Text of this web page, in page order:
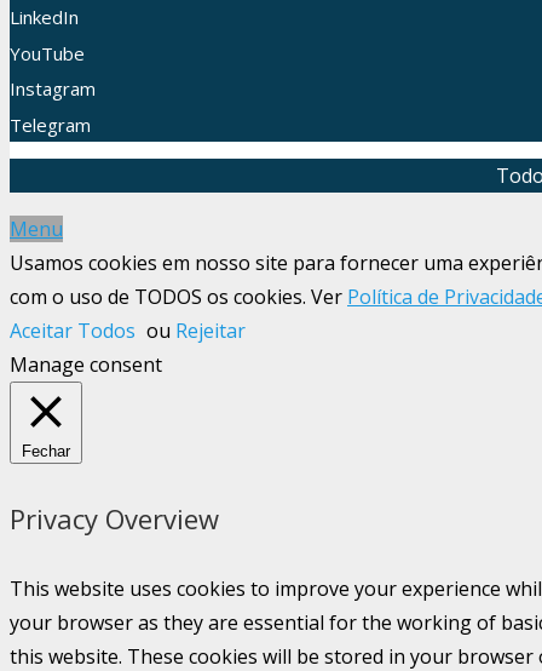
LinkedIn
YouTube
Instagram
Telegram
Menu
Usamos cookies em nosso site para fornecer uma
com o uso de TODOS os cookies. Ver Política de
Aceitar Todos ou Rejeitar
Manage consent
Fechar
Privacy Overview
This website uses cookies to improve your experience
your browser as they are essential for the working of
this website. These cookies will be stored in your